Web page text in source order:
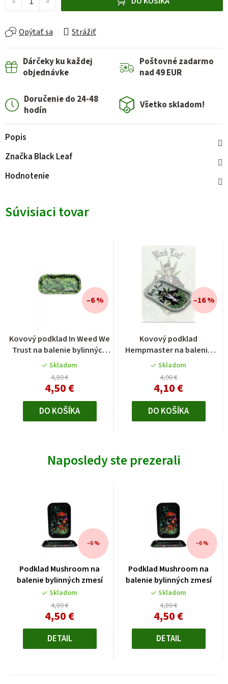
Opýtať sa Strážiť
Dárčeky ku každej
objednávke
Poštovné zadarmo
nad 49 EUR
Doručenie do 24-48
hodín
Všetko skladom!
Popis
Značka Black Leaf
Hodnotenie
Súvisiaci tovar
Kovový podklad In Weed We
Trust na balenie bylinných
zmesí
Skladom
4,80 €
4,50 €
–6 %
DO KOŠÍKA
Kovový podklad
Hempmaster na balenie
bylinných zmesí
Skladom
4,90 €
4,10 €
–16 %
DO KOŠÍKA
Naposledy ste prezerali
Podklad Mushroom na
balenie bylinných zmesí
Skladom
4,80 €
–6 %
4,50 €
DETAIL
Podklad Mushroom na
balenie bylinných zmesí
Skladom
4,80 €
–6 %
4,50 €
DETAIL